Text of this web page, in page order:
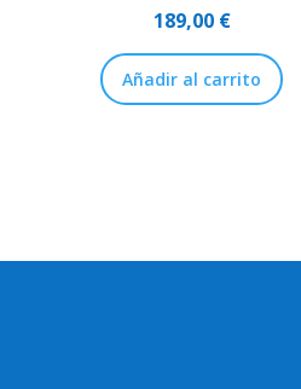
189,00 €
Añadir al carrito